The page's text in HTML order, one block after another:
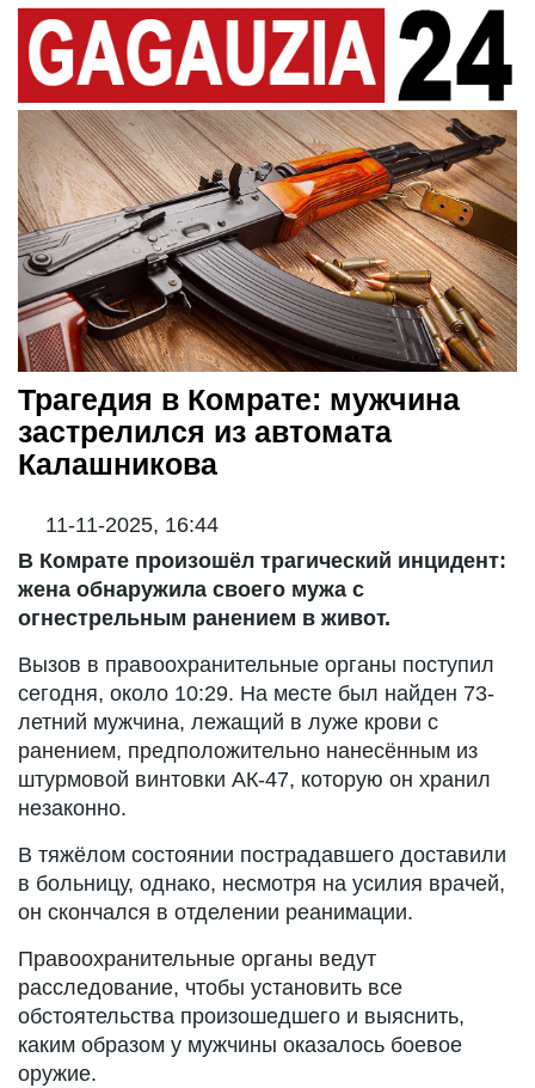
Трагедия в Комрате: мужчина
застрелился из автомата
Калашникова
11-11-2025, 16:44
В Комрате произошёл трагический инцидент:
жена обнаружила своего мужа с
огнестрельным ранением в живот.
Вызов в правоохранительные органы поступил
сегодня, около 10:29. На месте был найден 73-
летний мужчина, лежащий в луже крови с
ранением, предположительно нанесённым из
штурмовой винтовки АК-47, которую он хранил
незаконно.
В тяжёлом состоянии пострадавшего доставили
в больницу, однако, несмотря на усилия врачей,
он скончался в отделении реанимации.
Правоохранительные органы ведут
расследование, чтобы установить все
обстоятельства произошедшего и выяснить,
каким образом у мужчины оказалось боевое
оружие.